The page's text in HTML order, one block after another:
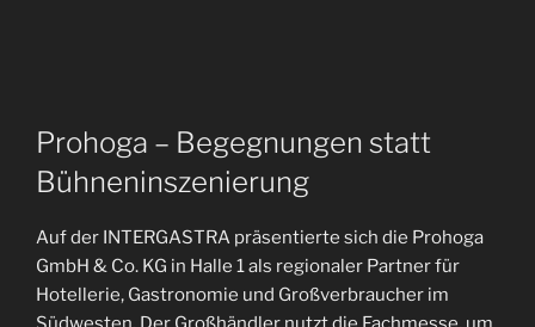
Prohoga – Begegnungen statt
Bühneninszenierung
Auf der INTERGASTRA präsentierte sich die Prohoga
GmbH & Co. KG in Halle 1 als regionaler Partner für
Hotellerie, Gastronomie und Großverbraucher im